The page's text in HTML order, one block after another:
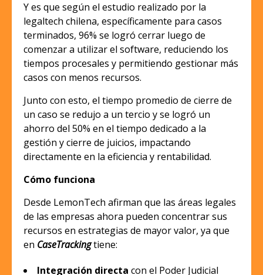
Y es que según el estudio realizado por la
legaltech chilena, específicamente para casos
terminados, 96% se logró cerrar luego de
comenzar a utilizar el software, reduciendo los
tiempos procesales y permitiendo gestionar más
casos con menos recursos.
Junto con esto, el tiempo promedio de cierre de
un caso se redujo a un tercio y se logró un
ahorro del 50% en el tiempo dedicado a la
gestión y cierre de juicios, impactando
directamente en la eficiencia y rentabilidad.
Cómo funciona
Desde LemonTech afirman que las áreas legales
de las empresas ahora pueden concentrar sus
recursos en estrategias de mayor valor, ya que
en CaseTrackingtiene:
Integración directa con el Poder Judicial